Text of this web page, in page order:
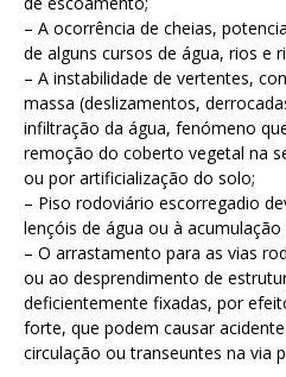
– A ocorrência de cheias,
de alguns cursos de água, rios e
– A instabilidade de vertentes,
massa (deslizamentos,
infiltração da água, fenómeno
remoção do coberto vegetal na
ou por artificialização do solo;
– Piso rodoviário escorregadio
lençóis de água ou à
– O arrastamento para as vias
ou ao desprendimento de
deficientemente fixadas, por
forte, que podem causar
circulação ou transeuntes na via